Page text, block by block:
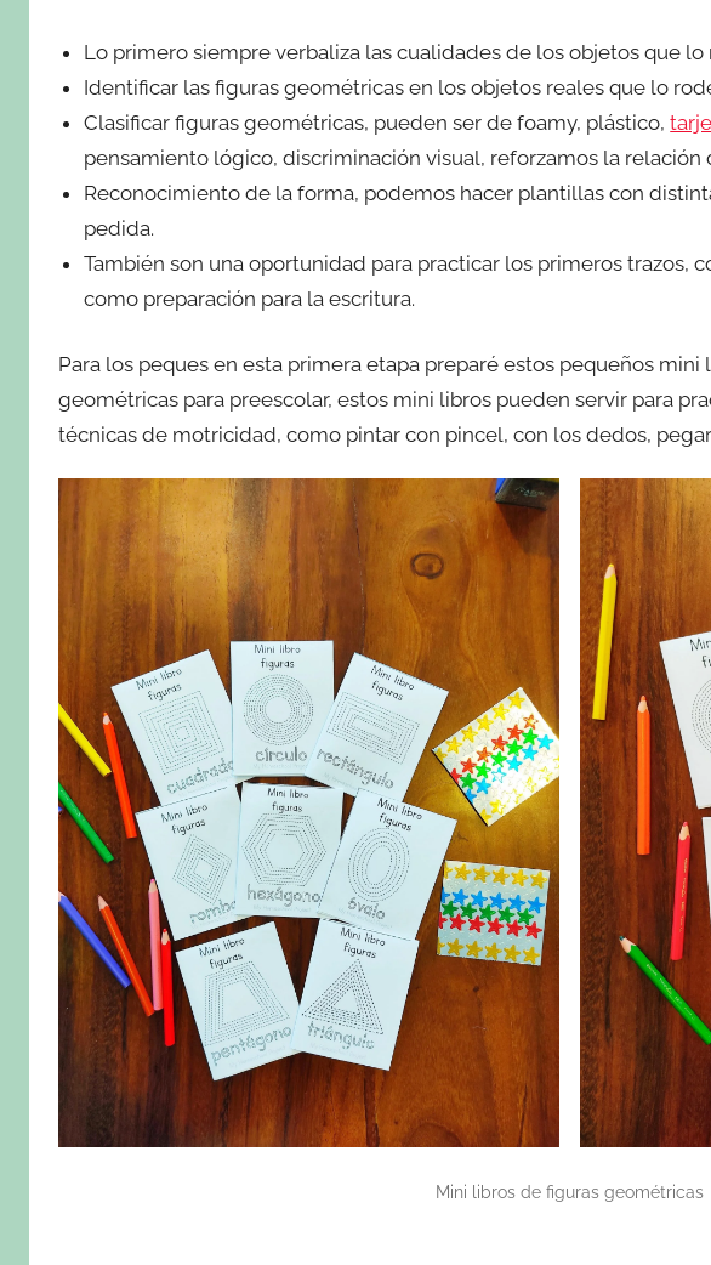
Lo primero siempre verbaliza las cualidades de los objetos que lo
Identificar las figuras geométricas en los objetos reales que lo
Clasificar figuras geométricas, pueden ser de foamy, plástico,
pensamiento lógico, discriminación visual, reforzamos la relación
Reconocimiento de la forma, podemos hacer plantillas con
pedida.
También son una oportunidad para practicar los primeros trazos,
como preparación para la escritura.
Para los peques en esta primera etapa preparé estos pequeños
geométricas para preescolar, estos mini libros pueden servir para
técnicas de motricidad, como pintar con pincel, con los dedos,
Mini libros de figuras geométricas